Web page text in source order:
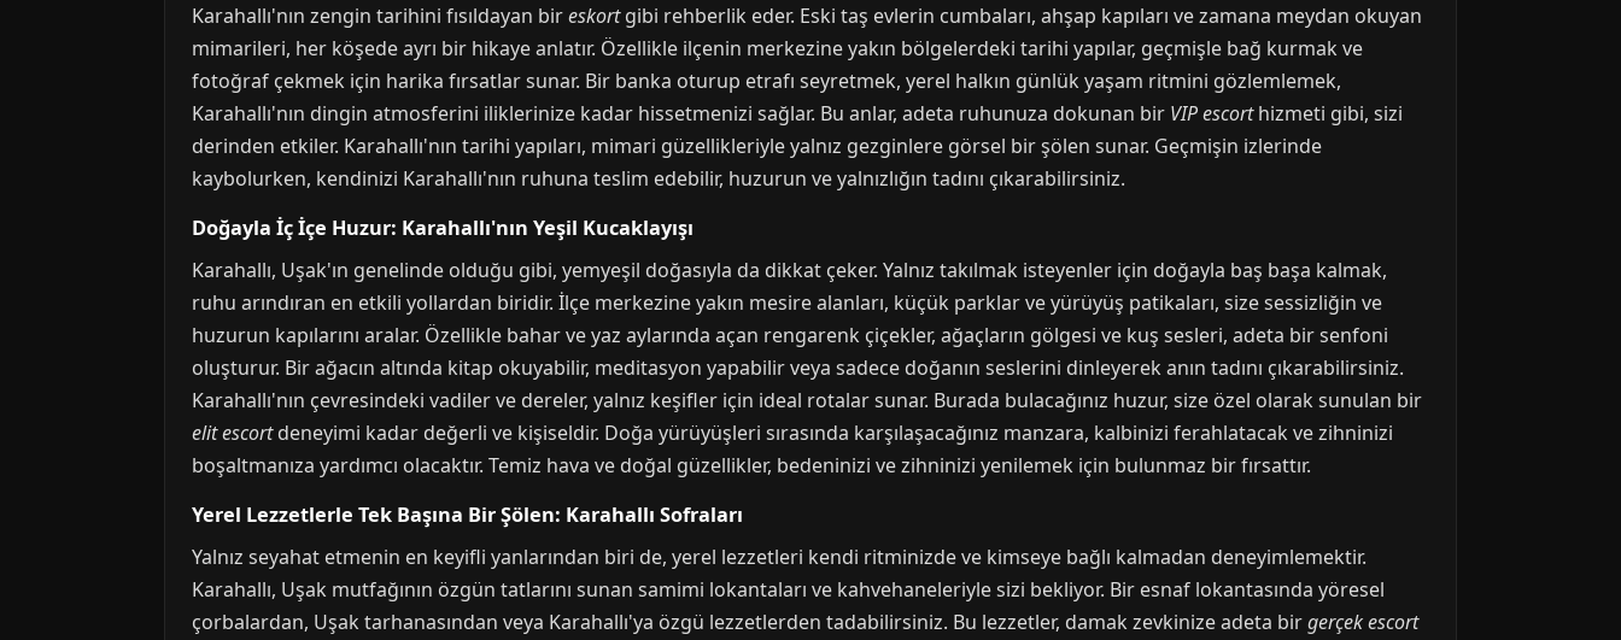
Karahallı'nın zengin tarihini fısıldayan bireskortgibi rehberlik eder. Eski taş evlerin cumbaları, ahşap kapıları ve zamana meydan okuyan
mimarileri, her köşede ayrı bir hikaye anlatır. Özellikle ilçenin merkezine yakın bölgelerdeki tarihi yapılar, geçmişle bağ kurmak ve
fotoğraf çekmek için harika fırsatlar sunar. Bir banka oturup etrafı seyretmek, yerel halkın günlük yaşam ritmini gözlemlemek,
Karahallı'nın dingin atmosferini iliklerinize kadar hissetmenizi sağlar. Bu anlar, adeta ruhunuza dokunan bir VIP escorthizmeti gibi, sizi
derinden etkiler. Karahallı'nın tarihi yapıları, mimari güzellikleriyle yalnız gezginlere görsel bir şölen sunar. Geçmişin izlerinde
kaybolurken, kendinizi Karahallı'nın ruhuna teslim edebilir, huzurun ve yalnızlığın tadını çıkarabilirsiniz.
Doğayla İç İçe Huzur: Karahallı'nın Yeşil Kucaklayışı
Karahallı, Uşak'ın genelinde olduğu gibi, yemyeşil doğasıyla da dikkat çeker. Yalnız takılmak isteyenler için doğayla baş başa kalmak,
ruhu arındıran en etkili yollardan biridir. İlçe merkezine yakın mesire alanları, küçük parklar ve yürüyüş patikaları, size sessizliğin ve
huzurun kapılarını aralar. Özellikle bahar ve yaz aylarında açan rengarenk çiçekler, ağaçların gölgesi ve kuş sesleri, adeta bir senfoni
oluşturur. Bir ağacın altında kitap okuyabilir, meditasyon yapabilir veya sadece doğanın seslerini dinleyerek anın tadını çıkarabilirsiniz.
Karahallı'nın çevresindeki vadiler ve dereler, yalnız keşifler için ideal rotalar sunar. Burada bulacağınız huzur, size özel olarak sunulan bir
elit escortdeneyimi kadar değerli ve kişiseldir. Doğa yürüyüşleri sırasında karşılaşacağınız manzara, kalbinizi ferahlatacak ve zihninizi
boşaltmanıza yardımcı olacaktır. Temiz hava ve doğal güzellikler, bedeninizi ve zihninizi yenilemek için bulunmaz bir fırsattır.
Yerel Lezzetlerle Tek Başına Bir Şölen: Karahallı Sofraları
Yalnız seyahat etmenin en keyifli yanlarından biri de, yerel lezzetleri kendi ritminizde ve kimseye bağlı kalmadan deneyimlemektir.
Karahallı, Uşak mutfağının özgün tatlarını sunan samimi lokantaları ve kahvehaneleriyle sizi bekliyor. Bir esnaf lokantasında yöresel
çorbalardan, Uşak tarhanasından veya Karahallı'ya özgü lezzetlerden tadabilirsiniz. Bu lezzetler, damak zevkinize adeta birgerçek escort